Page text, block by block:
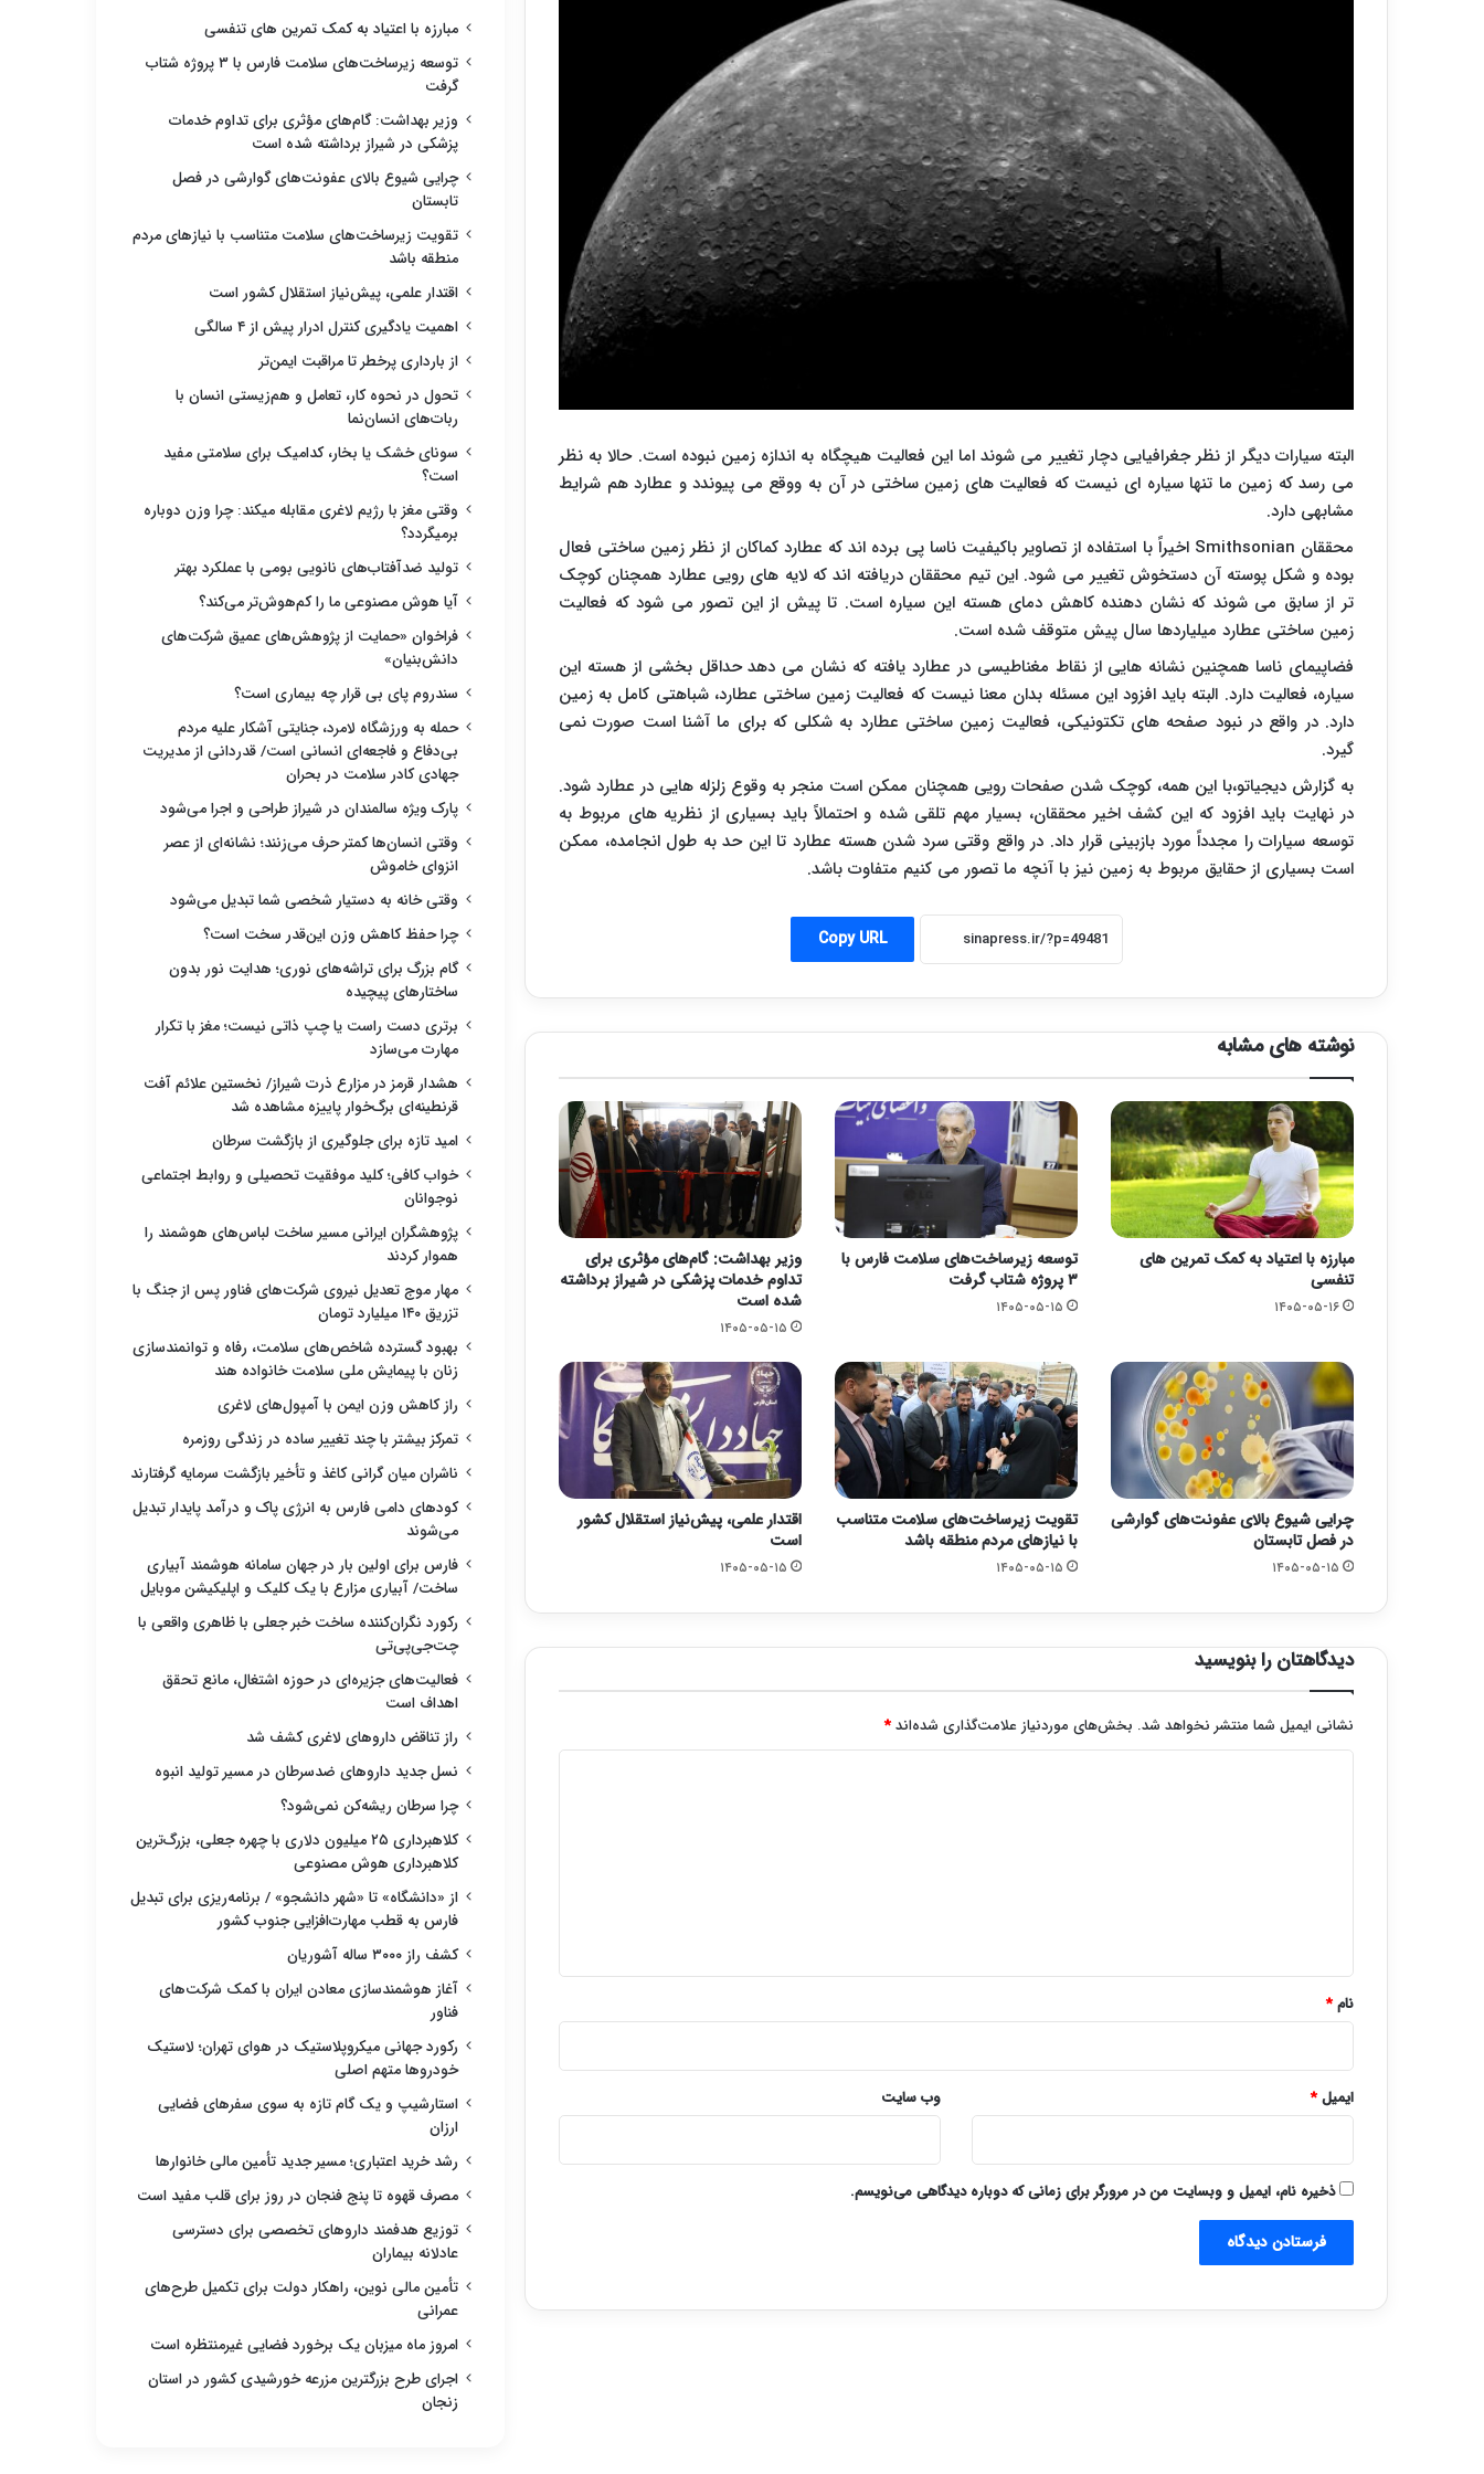
البته سیارات دیگر از نظر جغرافیایی دچار تغییر می شوند اما این فعالیت هیچگاه به اندازه زمین نبوده است. حالا به نظر
می رسد که زمین ما تنها سیاره ای نیست که فعالیت های زمین ساختی در آن به ووقع می پیوندد و عطارد هم شرایط
مشابهی دارد.
محققان Smithsonian اخیراً با استفاده از تصاویر باکیفیت ناسا پی برده اند که عطارد کماکان از نظر زمین ساختی فعال
بوده و شکل پوسته آن دستخوش تغییر می شود. این تیم محققان دریافته اند که لایه های رویی عطارد همچنان کوچک
تر از سابق می شوند که نشان دهنده کاهش دمای هسته این سیاره است. تا پیش از این تصور می شود که فعالیت
زمین ساختی عطارد میلیاردها سال پیش متوقف شده است.
فضاپیمای ناسا همچنین نشانه هایی از نقاط مغناطیسی در عطارد یافته که نشان می دهد حداقل بخشی از هسته این
سیاره، فعالیت دارد. البته باید افزود این مسئله بدان معنا نیست که فعالیت زمین ساختی عطارد، شباهتی کامل به زمین
دارد. در واقع در نبود صفحه های تکتونیکی، فعالیت زمین ساختی عطارد به شکلی که برای ما آشنا است صورت نمی
گیرد.
به گزارش دیجیاتو،با این همه، کوچک شدن صفحات رویی همچنان ممکن است منجر به وقوع زلزله هایی در عطارد شود.
در نهایت باید افزود که این کشف اخیر محققان، بسیار مهم تلقی شده و احتمالاً باید بسیاری از نظریه های مربوط به
توسعه سیارات را مجدداً مورد بازبینی قرار داد. در واقع وقتی سرد شدن هسته عطارد تا این حد به طول انجامده، ممکن
است بسیاری از حقایق مربوط به زمین نیز با آنچه ما تصور می کنیم متفاوت باشد.
Copy URL
نوشته های مشابه
مبارزه با اعتیاد به کمک تمرین های
تنفسی
۱۴۰۵-۰۵-۱۶
توسعه زیرساخت‌های سلامت فارس با
۳ پروژه شتاب گرفت
۱۴۰۵-۰۵-۱۵
وزیر بهداشت: گام‌های مؤثری برای
تداوم خدمات پزشکی در شیراز برداشته
شده است
۱۴۰۵-۰۵-۱۵
چرایی شیوع بالای عفونت‌های گوارشی
در فصل تابستان
۱۴۰۵-۰۵-۱۵
تقویت زیرساخت‌های سلامت متناسب
با نیازهای مردم منطقه باشد
۱۴۰۵-۰۵-۱۵
اقتدار علمی، پیش‌نیاز استقلال کشور
است
۱۴۰۵-۰۵-۱۵
دیدگاهتان را بنویسید
نشانی ایمیل شما منتشر نخواهد شد. بخش‌های موردنیاز علامت‌گذاری شده‌اند*
نام*
ایمیل* وب‌ سایت
ذخیره نام، ایمیل و وبسایت من در مرورگر برای زمانی که دوباره دیدگاهی می‌نویسم.
مبارزه با اعتیاد به کمک تمرین های تنفسی
توسعه زیرساخت‌های سلامت فارس با ۳ پروژه شتاب
گرفت
وزیر بهداشت: گام‌های مؤثری برای تداوم خدمات
پزشکی در شیراز برداشته شده است
چرایی شیوع بالای عفونت‌های گوارشی در فصل
تابستان
تقویت زیرساخت‌های سلامت متناسب با نیازهای مردم
منطقه باشد
اقتدار علمی، پیش‌نیاز استقلال کشور است
اهمیت یادگیری کنترل ادرار پیش از ۴ سالگی
از بارداری پرخطر تا مراقبت ایمن‌تر
تحول در نحوه کار، تعامل و هم‌زیستی انسان با
ربات‌های انسان‌نما
سونای خشک یا بخار، کدامیک برای سلامتی مفید
است؟
وقتی مغز با رژیم لاغری مقابله میکند: چرا وزن دوباره
برمیگردد؟
تولید ضدآفتاب‌های نانویی بومی با عملکرد بهتر
آیا هوش مصنوعی ما را کم‌هوش‌تر می‌کند؟
فراخوان «حمایت از پژوهش‌های عمیق شرکت‌های
دانش‌بنیان»
سندروم پای بی قرار چه بیماری است؟
حمله به ورزشگاه لامرد، جنایتی آشکار علیه مردم
بی‌دفاع و فاجعه‌ای انسانی است/ قدردانی از مدیریت
جهادی کادر سلامت در بحران
پارک ویژه سالمندان در شیراز طراحی و اجرا می‌شود
وقتی انسان‌ها کمتر حرف می‌زنند؛ نشانه‌ای از عصر
انزوای خاموش
وقتی خانه به دستیار شخصی شما تبدیل می‌شود
چرا حفظ کاهش وزن این‌قدر سخت است؟
گام بزرگ برای تراشه‌های نوری؛ هدایت نور بدون
ساختارهای پیچیده
برتری دست راست یا چپ ذاتی نیست؛ مغز با تکرار
مهارت می‌سازد
هشدار قرمز در مزارع ذرت شیراز/ نخستین علائم آفت
قرنطینه‌ای برگ‌خوار پاییزه مشاهده شد
امید تازه برای جلوگیری از بازگشت سرطان
خواب کافی؛ کلید موفقیت تحصیلی و روابط اجتماعی
نوجوانان
پژوهشگران ایرانی مسیر ساخت لباس‌های هوشمند را
هموار کردند
مهار موج تعدیل نیروی شرکت‌های فناور پس از جنگ با
تزریق ۱۴۰ میلیارد تومان
بهبود گسترده شاخص‌های سلامت، رفاه و توانمندسازی
زنان با پیمایش ملی سلامت خانواده هند
راز کاهش وزن ایمن با آمپول‌های لاغری
تمرکز بیشتر با چند تغییر ساده در زندگی روزمره
ناشران میان گرانی کاغذ و تأخیر بازگشت سرمایه گرفتارند
کودهای دامی فارس به انرژی پاک و درآمد پایدار تبدیل
می‌شوند
فارس برای اولین بار در جهان سامانه هوشمند آبیاری
ساخت/ آبیاری مزارع با یک کلیک و اپلیکیشن موبایل
رکورد نگران‌کننده ساخت خبر جعلی با ظاهری واقعی با
چت‌جی‌پی‌تی
فعالیت‌های جزیره‌ای در حوزه اشتغال، مانع تحقق
اهداف است
راز تناقض داروهای لاغری کشف شد
نسل جدید داروهای ضدسرطان در مسیر تولید انبوه
چرا سرطان ریشه‌کن نمی‌شود؟
کلاهبرداری ۲۵ میلیون دلاری با چهره جعلی، بزرگ‌ترین
کلاهبرداری هوش مصنوعی
از «دانشگاه» تا «شهر دانشجو» / برنامه‌ریزی برای تبدیل
فارس به قطب مهارت‌افزایی جنوب کشور
کشف راز ۳۰۰۰ ساله آشوریان
آغاز هوشمندسازی معادن ایران با کمک شرکت‌های
فناور
رکورد جهانی میکروپلاستیک در هوای تهران؛ لاستیک
خودروها متهم اصلی
استارشیپ و یک گام تازه به سوی سفرهای فضایی
ارزان
رشد خرید اعتباری؛ مسیر جدید تأمین مالی خانوارها
مصرف قهوه تا پنج فنجان در روز برای قلب مفید است
توزیع هدفمند داروهای تخصصی برای دسترسی
عادلانه بیماران
تأمین مالی نوین، راهکار دولت برای تکمیل طرح‌های
عمرانی
امروز ماه میزبان یک برخورد فضایی غیرمنتظره است
اجرای طرح بزرگترین مزرعه خورشیدی کشور در استان
زنجان